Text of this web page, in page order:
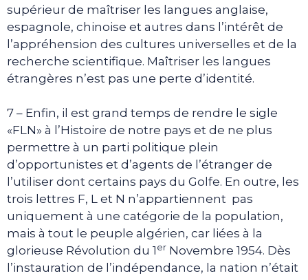
supérieur de maîtriser les langues anglaise,
espagnole, chinoise et autres dans l’intérêt de
l’appréhension des cultures universelles et de la
recherche scientifique. Maîtriser les langues
étrangères n’est pas une perte d’identité.
7 – Enfin, il est grand temps de rendre le sigle
«FLN» à l’Histoire de notre pays et de ne plus
permettre à un parti politique plein
d’opportunistes et d’agents de l’étranger de
l’utiliser dont certains pays du Golfe. En outre, les
trois lettres F, L et N n’appartiennent pas
uniquement à une catégorie de la population,
mais à tout le peuple algérien, car liées à la
glorieuse Révolution du 1 er Novembre 1954. Dès
l’instauration de l’indépendance, la nation n’était